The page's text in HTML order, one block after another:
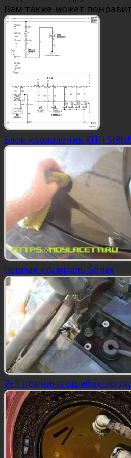
Вам также может
Блок управления КПП
Черная полироль Sonax
7+1 причина ошибок по